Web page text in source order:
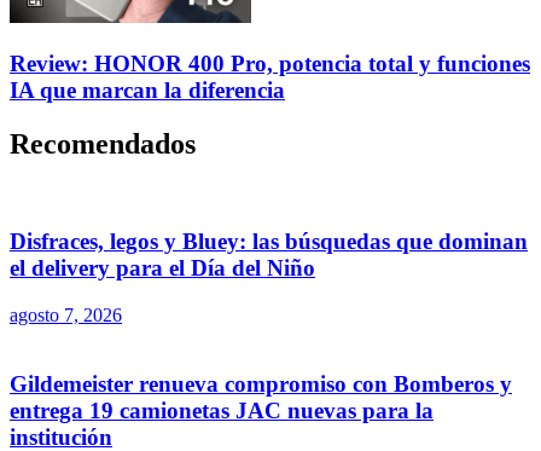
Review: HONOR 400 Pro, potencia total y funciones
IA que marcan la diferencia
Recomendados
Disfraces, legos y Bluey: las búsquedas que dominan
el delivery para el Día del Niño
agosto 7, 2026
Gildemeister renueva compromiso con Bomberos y
entrega 19 camionetas JAC nuevas para la
institución